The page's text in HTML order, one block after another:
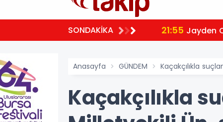
SONDAKİKA 21:55 Jayden
Anasayfa GÜNDEM Kaçakçılıkla
Kaçakçılıkla